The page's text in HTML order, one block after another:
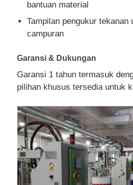
bantuan material
Tampilan pengukur tekanan
campuran
Garansi & Dukungan
Garansi 1 tahun termasuk
pilihan khusus tersedia untuk